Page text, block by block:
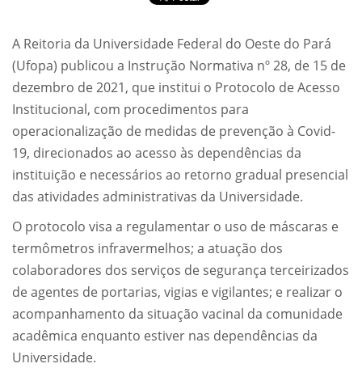
A Reitoria da Universidade Federal do Oeste do Pará
(Ufopa) publicou a Instrução Normativa nº 28, de 15 de
dezembro de 2021, que institui o Protocolo de Acesso
Institucional, com procedimentos para
operacionalização de medidas de prevenção à Covid-
19, direcionados ao acesso às dependências da
instituição e necessários ao retorno gradual presencial
das atividades administrativas da Universidade.
O protocolo visa a regulamentar o uso de máscaras e
termômetros infravermelhos; a atuação dos
colaboradores dos serviços de segurança terceirizados
de agentes de portarias, vigias e vigilantes; e realizar o
acompanhamento da situação vacinal da comunidade
acadêmica enquanto estiver nas dependências da
Universidade.